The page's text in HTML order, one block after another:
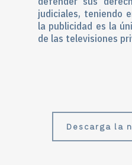
judiciales, teniendo
la publicidad es la
de las televisiones
Descarga la